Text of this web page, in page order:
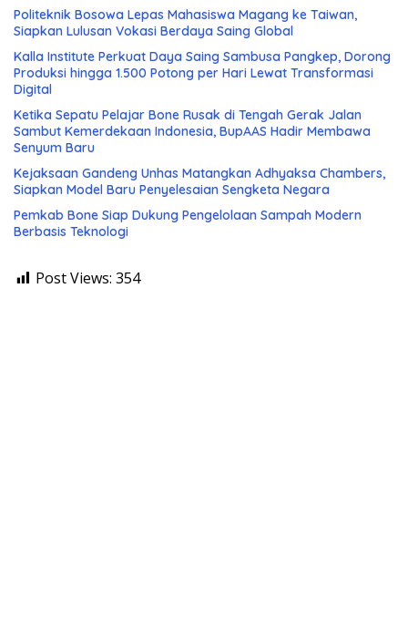
Politeknik Bosowa Lepas Mahasiswa Magang ke Taiwan,
Siapkan Lulusan Vokasi Berdaya Saing Global
Kalla Institute Perkuat Daya Saing Sambusa Pangkep, Dorong
Produksi hingga 1.500 Potong per Hari Lewat Transformasi
Digital
Ketika Sepatu Pelajar Bone Rusak di Tengah Gerak Jalan
Sambut Kemerdekaan Indonesia, BupAAS Hadir Membawa
Senyum Baru
Kejaksaan Gandeng Unhas Matangkan Adhyaksa Chambers,
Siapkan Model Baru Penyelesaian Sengketa Negara
Pemkab Bone Siap Dukung Pengelolaan Sampah Modern
Berbasis Teknologi
Post Views: 354